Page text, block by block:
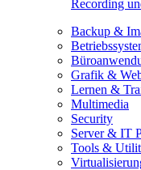
Recording
Backup &
Grafik &
Lernen &
Multimedia
Security
Server & IT
Tools &